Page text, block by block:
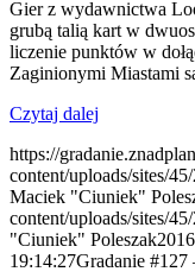
Gier z wydawnictwa
grubą talią kart w
liczenie punktów w
Zaginionymi Miastami
Czytaj dalej
https://
content/uploads/sites/
Maciek "Ciuniek"
content/uploads/sites/
"Ciuniek" Poleszak
19:14:27Gradanie #127